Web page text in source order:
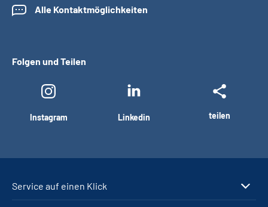
Alle Kontaktmöglichkeiten
Folgen und Teilen
Instagram Linkedin teilen
Service auf einen Klick